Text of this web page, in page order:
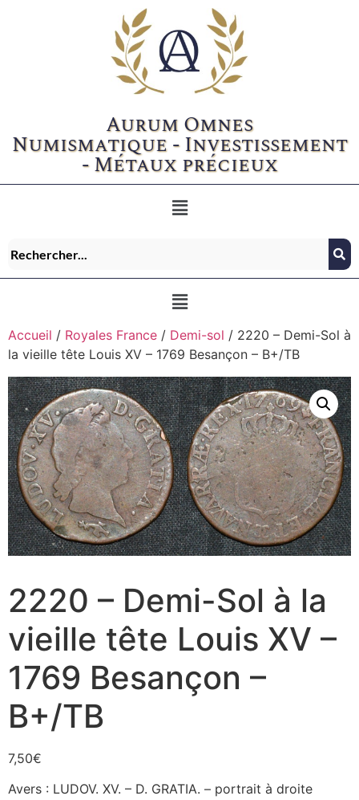
Aurum Omnes
Numismatique - Investissement
- Métaux précieux
Accueil / Royales France / Demi-sol / 2220 – Demi-Sol à
la vieille tête Louis XV – 1769 Besançon – B+/TB
2220 – Demi-Sol à la
vieille tête Louis XV –
1769 Besançon –
B+/TB
7,50€
Avers : LUDOV. XV. – D. GRATIA. – portrait à droite